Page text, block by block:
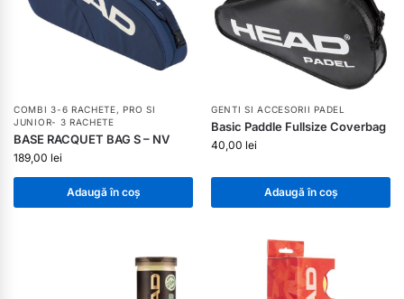
COMBI 3-6 RACHETE,PRO SI
JUNIOR- 3 RACHETE
BASE RACQUET BAG S – NV
189,00 lei
Adaugă în coș
GENTI SI ACCESORII PADEL
Basic Paddle Fullsize Coverbag
40,00 lei
Adaugă în coș